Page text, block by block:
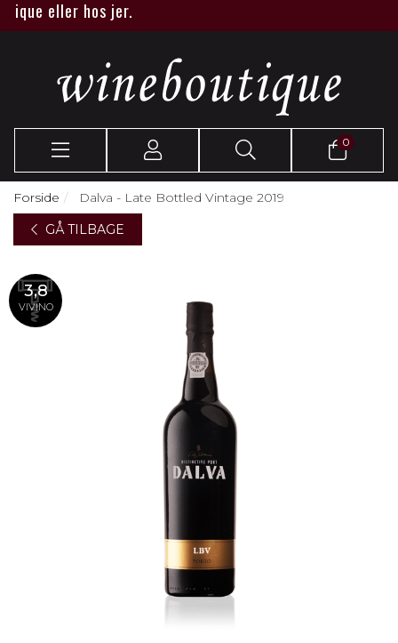
eller hos jer.
0
Forside
Dalva - Late Bottled Vintage 2019
GÅ TILBAGE
3,8
VIVINO